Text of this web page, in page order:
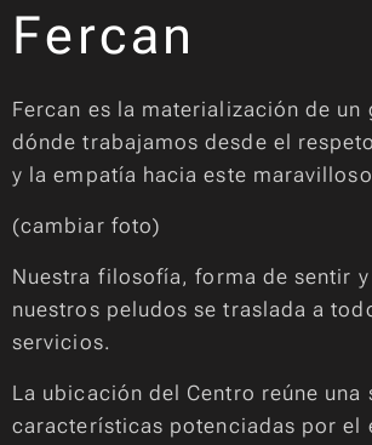
Fercan
Fercan es la materialización de un
dónde trabajamos desde el
y la empatía hacia este
(cambiar foto)
Nuestra filosofía, forma de sentir
nuestros peludos se traslada a
servicios.
La ubicación del Centro reúne una
características potenciadas por el